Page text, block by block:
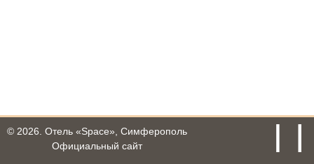
© 2026. Отель «Space», Симферополь
Официальный сайт